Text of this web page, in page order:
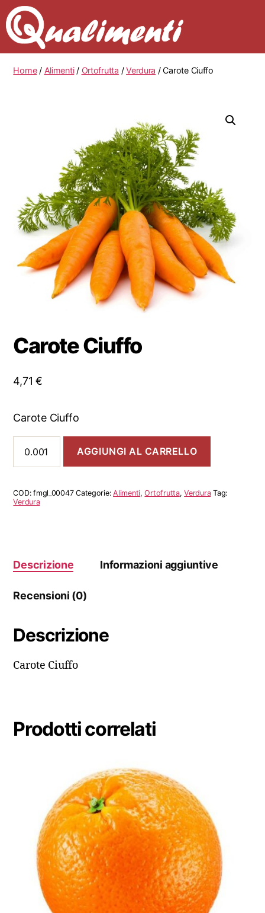
Home/ Alimenti/ Ortofrutta /Verdura / Carote Ciuffo
Carote Ciuffo
4,71€
Carote Ciuffo
Ciuffo
quantità
AGGIUNGI AL CARRELLO
COD:fmgl_00047 Categorie:Alimenti,Ortofrutta,Verdura Tag:
Verdura
Descrizione Informazioni aggiuntive
Recensioni (0)
Descrizione
Carote Ciuffo
Prodotti correlati